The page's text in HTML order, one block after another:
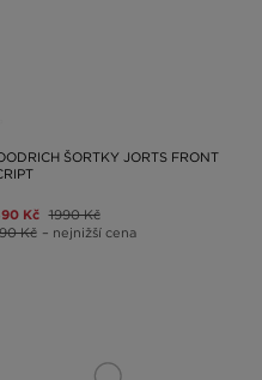
ŠORTKY JORTS FRONT
Kč 1990 Kč
Kč – nejnižší cena